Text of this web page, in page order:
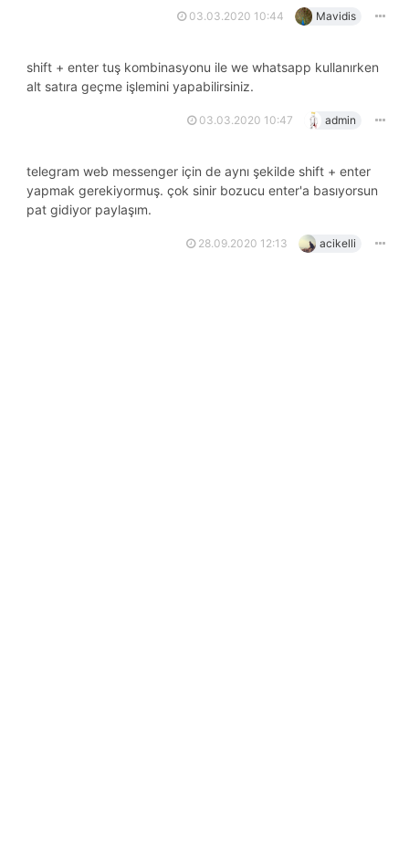
03.03.2020 10:44 Mavidis
shift + enter tuş kombinasyonu ile we whatsapp kullanırken
alt satıra geçme işlemini yapabilirsiniz.
03.03.2020 10:47 admin
telegram web messenger için de aynı şekilde shift + enter
yapmak gerekiyormuş. çok sinir bozucu enter'a basıyorsun
pat gidiyor paylaşım.
28.09.2020 12:13 acikelli